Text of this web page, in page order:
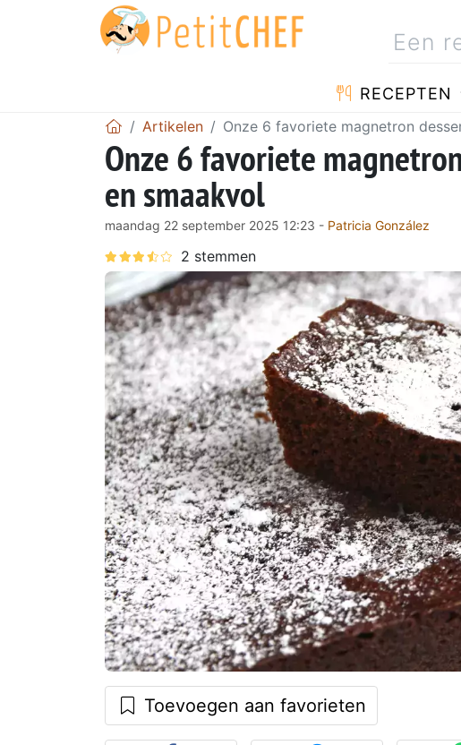
RECEPTEN
Artikelen Onze 6 favoriete magnetron
Onze 6 favoriete
en smaakvol
maandag 22 september 2025 12:23 - Patricia González
Toevoegen aan favorieten